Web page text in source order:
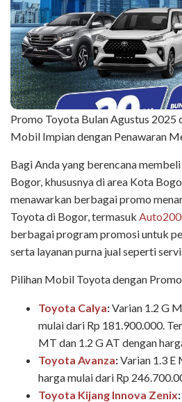
Promo Toyota Bulan Agustus 2025
Mobil Impian dengan Penawaran
Bagi Anda yang berencana
Bogor, khususnya di area Kota
menawarkan berbagai promo
Toyota di Bogor, termasuk
berbagai program promosi untuk
serta layanan purna jual seperti
Pilihan Mobil Toyota dengan
Toyota Calya:Varian 1.2 G
mulai dari Rp 181.900.000.
MT dan 1.2 G AT dengan
Toyota Avanza:Varian 1.3
harga mulai dari Rp
Toyota Kijang Innova Zenix: